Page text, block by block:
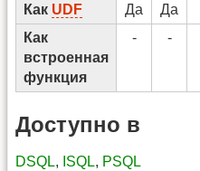
Как UDF Да Да
Как
встроенная
функция
- -
Доступно в
DSQL, ISQL, PSQL